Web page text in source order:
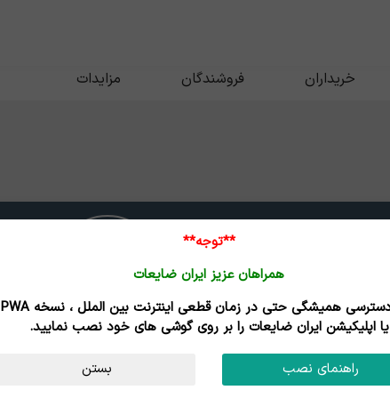
خریداران فروشندگان مزایدات
تاریخ بروزرسانی : 05/05/16
**توجه**
همراهان عزیز ایران ضایعات
برای دسترسی همیشگی حتی در زمان قطعی اینترنت بین الملل ، نسخه PWA
یا اپلیکیشن ایران ضایعات را بر روی گوشی های خود نصب نمایید.
راهنمای نصب بستن